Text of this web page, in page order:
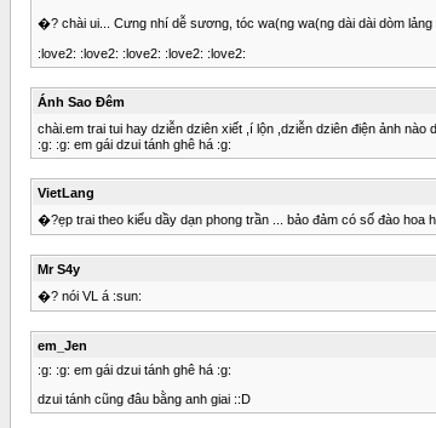
�? chài ui... Cưng nhí dễ sương, tóc wa(ng wa(ng dài dài dòm
:love2: :love2: :love2: :love2: :love2:
Ánh Sao Đêm
chài.em trai tui hay dziễn dziên xiết ,í lộn ,dziễn dziên điện ảnh
:g: :g: em gái dzui tánh ghê há :g:
VietLang
�?ẹp trai theo kiểu dầy dạn phong trần ... bảo đảm có số đào
Mr S4y
�? nói VL á :sun:
em_Jen
:g: :g: em gái dzui tánh ghê há :g:
dzui tánh cũng đâu bằng anh giai ::D